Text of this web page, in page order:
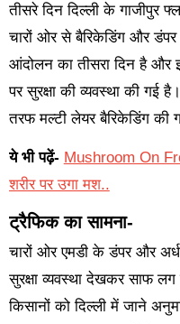
तीसरे दिन दिल्ली के गाजीपुर
चारों ओर से बैरिकेडिंग और डंपर
आंदोलन का तीसरा दिन है और
पर सुरक्षा की व्यवस्था की गई
तरफ मल्टी लेयर बैरिकेडिंग की
ये भी पढ़ें- Mushroom On
शरीर पर उगा मश..
ट्रैफिक का सामना-
चारों ओर एमडी के डंपर और
सुरक्षा व्यवस्था देखकर साफ
किसानों को दिल्ली में जाने